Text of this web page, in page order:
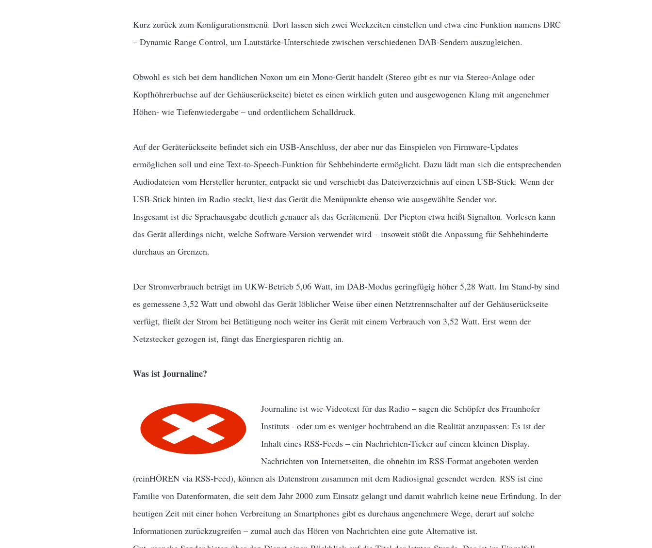
Kurz zurück zum Konfigurationsmenü. Dort lassen sich zwei Weckzeiten einstellen und etwa eine Funktion namens DRC
– Dynamic Range Control, um Lautstärke-Unterschiede zwischen verschiedenen DAB-Sendern auszugleichen.
Obwohl es sich bei dem handlichen Noxon um ein Mono-Gerät handelt (Stereo gibt es nur via Stereo-Anlage oder
Kopfhöhrerbuchse auf der Gehäuserückseite) bietet es einen wirklich guten und ausgewogenen Klang mit angenehmer
Höhen- wie Tiefenwiedergabe – und ordentlichem Schalldruck.
Auf der Geräterückseite befindet sich ein USB-Anschluss, der aber nur das Einspielen von Firmware-Updates
ermöglichen soll und eine Text-to-Speech-Funktion für Sehbehinderte ermöglicht. Dazu lädt man sich die entsprechenden
Audiodateien vom Hersteller herunter, entpackt sie und verschiebt das Dateiverzeichnis auf einen USB-Stick. Wenn der
USB-Stick hinten im Radio steckt, liest das Gerät die Menüpunkte ebenso wie ausgewählte Sender vor.
Insgesamt ist die Sprachausgabe deutlich genauer als das Gerätemenü. Der Piepton etwa heißt Signalton. Vorlesen kann
das Gerät allerdings nicht, welche Software-Version verwendet wird – insoweit stößt die Anpassung für Sehbehinderte
durchaus an Grenzen.
Der Stromverbrauch beträgt im UKW-Betrieb 5,06 Watt, im DAB-Modus geringfügig höher 5,28 Watt. Im Stand-by sind
es gemessene 3,52 Watt und obwohl das Gerät löblicher Weise über einen Netztrennschalter auf der Gehäuserückseite
verfügt, fließt der Strom bei Betätigung noch weiter ins Gerät mit einem Verbrauch von 3,52 Watt. Erst wenn der
Netzstecker gezogen ist, fängt das Energiesparen richtig an.
Was ist Journaline?
Journaline ist wie Videotext für das Radio – sagen die Schöpfer des Fraunhofer
Instituts - oder um es weniger hochtrabend an die Realität anzupassen: Es ist der
Inhalt eines RSS-Feeds – ein Nachrichten-Ticker auf einem kleinen Display.
Nachrichten von Internetseiten, die ohnehin im RSS-Format angeboten werden
(reinHÖREN via RSS-Feed), können als Datenstrom zusammen mit dem Radiosignal gesendet werden. RSS ist eine
Familie von Datenformaten, die seit dem Jahr 2000 zum Einsatz gelangt und damit wahrlich keine neue Erfindung. In der
heutigen Zeit mit einer hohen Verbreitung an Smartphones gibt es durchaus angenehmere Wege, derart auf solche
Informationen zurückzugreifen – zumal auch das Hören von Nachrichten eine gute Alternative ist.